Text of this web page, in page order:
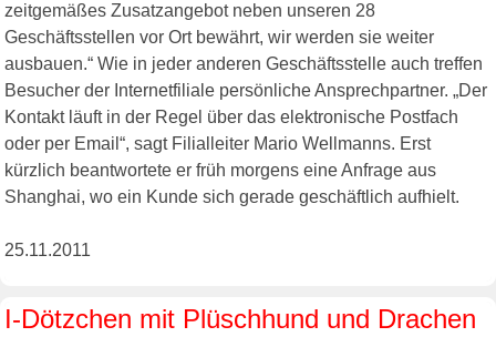
zeitgemäßes Zusatzangebot neben unseren 28
Geschäftsstellen vor Ort bewährt, wir werden sie weiter
ausbauen.“ Wie in jeder anderen Geschäftsstelle auch treffen
Besucher der Internetfiliale persönliche Ansprechpartner. „Der
Kontakt läuft in der Regel über das elektronische Postfach
oder per Email“, sagt Filialleiter Mario Wellmanns. Erst
kürzlich beantwortete er früh morgens eine Anfrage aus
Shanghai, wo ein Kunde sich gerade geschäftlich aufhielt.
25.11.2011
I-Dötzchen mit Plüschhund und Drachen